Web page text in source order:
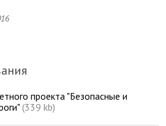
проекта "Безопасные и
(339 kb)